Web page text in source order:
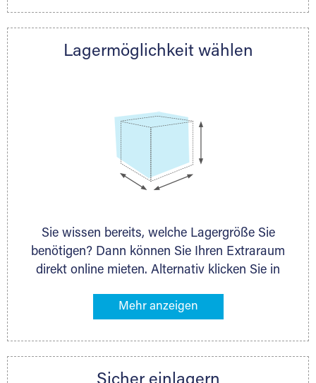
direkt online mieten. Gibt es Extraraum noch
nächstgelegenen Partner und besprechen alles
Lagermöglichkeit wählen
Sie wissen bereits, welche Lagergröße Sie
benötigen? Dann können Sie Ihren Extraraum
direkt online mieten. Alternativ klicken Sie in
Gegenstände an, die Sie einlagern möchten –
ermittelt. Natürlich steht Ihnen Ihr Extraraum